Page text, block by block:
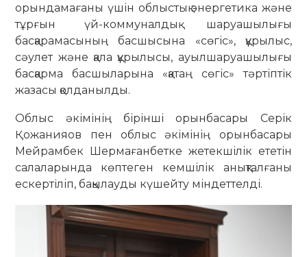
орындамағаны үшін облыстық энергетика және
тұрғын үй-коммуналдық шаруашылығы
басқарамасының басшысына «сөгіс», құрылыс,
сәулет және қала құрылысы, ауылшаруашылығы
басқарма басшыларына «қатаң сөгіс» тәртіптік
жазасы қолданылды.
Облыс әкімінің бірінші орынбасары Серік
Қожанияов пен облыс әкімінің орынбасары
Мейрамбек Шермағанбетке жетекшілік ететін
салаларында көптеген кемшілік анықталғаны
ескертіліп, бақылауды күшейту міндеттелді.